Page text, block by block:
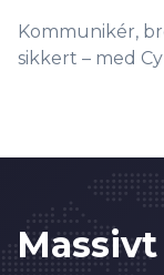
Kommunikér,
sikkert – med
Massivt